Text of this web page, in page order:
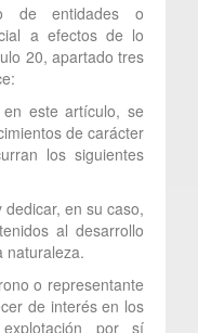
de entidades o
a efectos de lo
20, apartado tres
este artículo, se
de carácter
los siguientes
dedicar, en su caso,
al desarrollo
naturaleza.
o representante
de interés en los
por sí